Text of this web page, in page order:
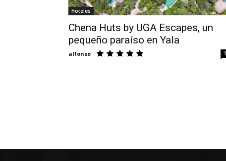
Hoteles
Chena Huts by UGA Escapes, un
pequeño paraíso en Yala
alfonso 1